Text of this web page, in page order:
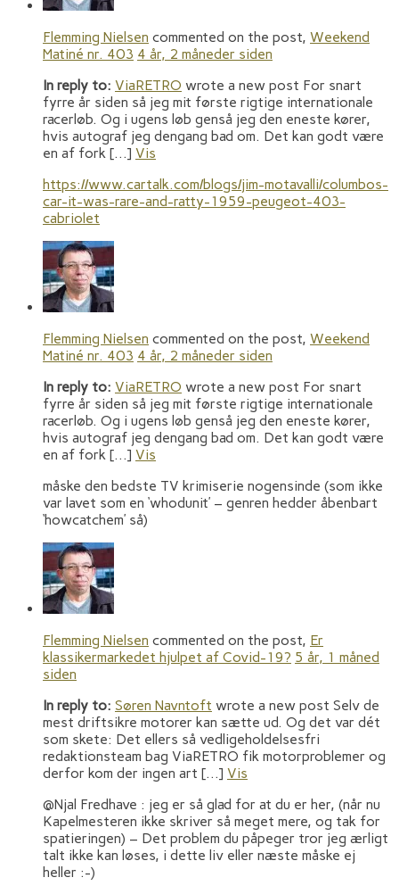
Flemming Nielsen commented on the post, Weekend
Matiné nr. 403 4 år, 2 måneder siden
In reply to: ViaRETRO wrote a new post For snart
fyrre år siden så jeg mit første rigtige internationale
racerløb. Og i ugens løb genså jeg den eneste kører,
hvis autograf jeg dengang bad om. Det kan godt være
en af fork […] Vis
https://www.cartalk.com/blogs/jim-motavalli/columbos-
car-it-was-rare-and-ratty-1959-peugeot-403-
cabriolet
Flemming Nielsen commented on the post, Weekend
Matiné nr. 403 4 år, 2 måneder siden
In reply to: ViaRETRO wrote a new post For snart
fyrre år siden så jeg mit første rigtige internationale
racerløb. Og i ugens løb genså jeg den eneste kører,
hvis autograf jeg dengang bad om. Det kan godt være
en af fork […] Vis
måske den bedste TV krimiserie nogensinde (som ikke
var lavet som en ‘whodunit’ – genren hedder åbenbart
‘howcatchem’ så)
Flemming Nielsen commented on the post, Er
klassikermarkedet hjulpet af Covid-19? 5 år, 1 måned
siden
In reply to: Søren Navntoft wrote a new post Selv de
mest driftsikre motorer kan sætte ud. Og det var dét
som skete: Det ellers så vedligeholdelsesfri
redaktionsteam bag ViaRETRO fik motorproblemer og
derfor kom der ingen art […] Vis
@Njal Fredhave : jeg er så glad for at du er her, (når nu
Kapelmesteren ikke skriver så meget mere, og tak for
spatieringen) – Det problem du påpeger tror jeg ærligt
talt ikke kan løses, i dette liv eller næste måske ej
heller :-)